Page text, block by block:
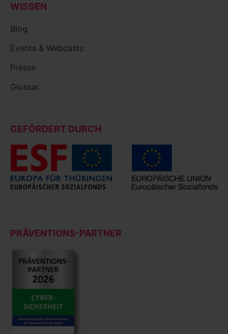
WISSEN
Blog
Events & Webcasts
Presse
Glossar
GEFÖRDERT DURCH
PRÄVENTIONS-PARTNER